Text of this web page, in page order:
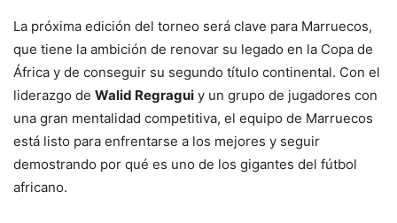
La próxima edición del torneo será clave para Marruecos,
que tiene la ambición de renovar su legado en la Copa de
África y de conseguir su segundo título continental. Con el
liderazgo de Walid Regragui y un grupo de jugadores con
una gran mentalidad competitiva, el equipo de Marruecos
está listo para enfrentarse a los mejores y seguir
demostrando por qué es uno de los gigantes del fútbol
africano.